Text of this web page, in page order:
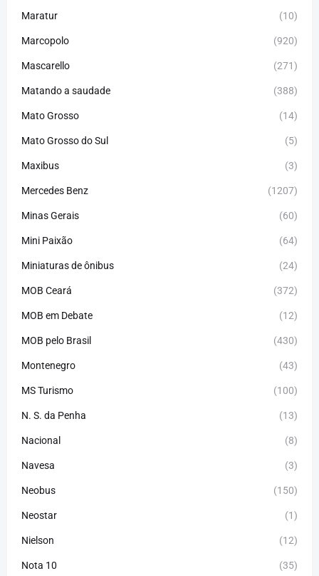
Maratur (10)
Marcopolo (920)
Mascarello (271)
Matando a saudade (388)
Mato Grosso (14)
Mato Grosso do Sul (5)
Maxibus (3)
Mercedes Benz (1207)
Minas Gerais (60)
Mini Paixão (64)
Miniaturas de ônibus (24)
MOB Ceará (372)
MOB em Debate (12)
MOB pelo Brasil (430)
Montenegro (43)
MS Turismo (100)
N. S. da Penha (13)
Nacional (8)
Navesa (3)
Neobus (150)
Neostar (1)
Nielson (12)
Nota 10 (35)